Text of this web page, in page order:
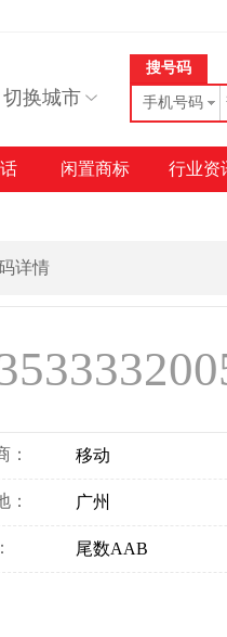
切换城市
搜号码
手机号码
闲置商标 行业资
详情
： 移动
： 广州
尾数AAB